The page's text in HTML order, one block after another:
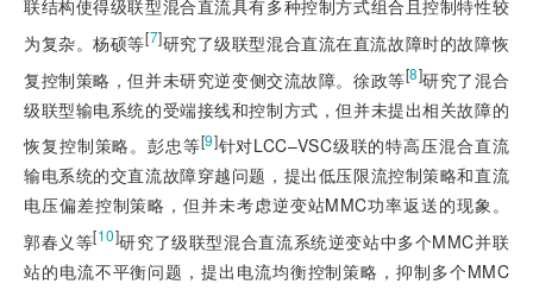
联结构使得级联型混合直流具有多种控制方式组合且控制特性较
为复杂。杨硕等[7]研究了级联型混合直流在直流故障时的故障恢
复控制策略，但并未研究逆变侧交流故障。徐政等[8]研究了混合
级联型输电系统的受端接线和控制方式，但并未提出相关故障的
恢复控制策略。彭忠等[9]针对LCC–VSC级联的特高压混合直流
输电系统的交直流故障穿越问题，提出低压限流控制策略和直流
电压偏差控制策略，但并未考虑逆变站MMC功率返送的现象。
郭春义等[10]研究了级联型混合直流系统逆变站中多个MMC并联
站的电流不平衡问题，提出电流均衡控制策略，抑制多个MMC